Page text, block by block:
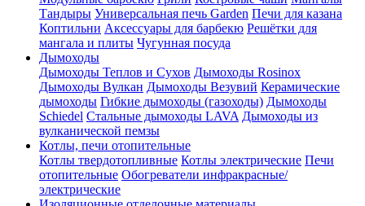
Тандыры Универсальная печь Garden Печи для казана
Коптильни Аксессуары для барбекю Решётки для
мангала и плиты Чугунная посуда
Дымоходы
Дымоходы Теплов и Сухов Дымоходы Rosinox
Дымоходы Вулкан Дымоходы Везувий Керамические
дымоходы Гибкие дымоходы (газоходы) Дымоходы
Schiedel Стальные дымоходы LAVA Дымоходы из
вулканической пемзы
Котлы, печи отопительные
Котлы твердотопливные Котлы электрические Печи
отопительные Обогреватели инфракрасные/
электрические